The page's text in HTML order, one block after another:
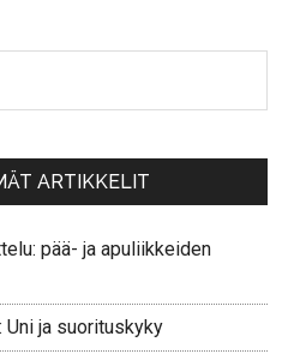
ARTIKKELIT
pää- ja apuliikkeiden
ja suorituskyky